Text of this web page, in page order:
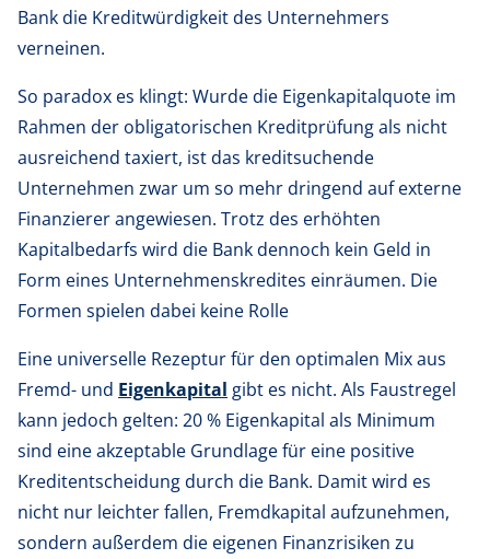
Bank die Kreditwürdigkeit des Unternehmers
verneinen.
So paradox es klingt: Wurde die Eigenkapitalquote im
Rahmen der obligatorischen Kreditprüfung als nicht
ausreichend taxiert, ist das kreditsuchende
Unternehmen zwar um so mehr dringend auf externe
Finanzierer angewiesen. Trotz des erhöhten
Kapitalbedarfs wird die Bank dennoch kein Geld in
Form eines Unternehmenskredites einräumen. Die
Formen spielen dabei keine Rolle
Eine universelle Rezeptur für den optimalen Mix aus
Fremd- und Eigenkapital gibt es nicht. Als Faustregel
kann jedoch gelten: 20 % Eigenkapital als Minimum
sind eine akzeptable Grundlage für eine positive
Kreditentscheidung durch die Bank. Damit wird es
nicht nur leichter fallen, Fremdkapital aufzunehmen,
sondern außerdem die eigenen Finanzrisiken zu